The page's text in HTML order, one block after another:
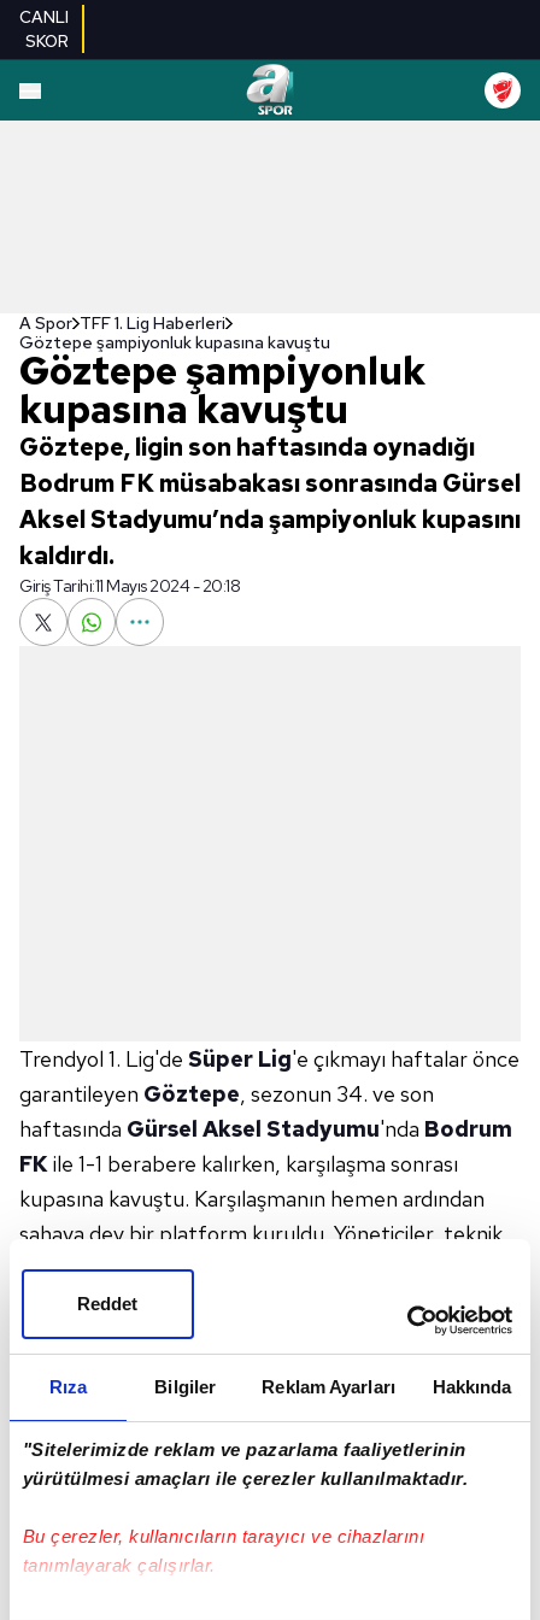
Rıza Bilgiler Reklam Ayarları Hakkında
"Sitelerimizde reklam ve pazarlama faaliyetlerinin
yürütülmesi amaçları ile çerezler kullanılmaktadır.
Bu çerezler, kullanıcıların tarayıcı ve cihazlarını
tanımlayarak çalışırlar.
Reddet
CANLI
SKOR
A Spor TFF 1. Lig Haberleri
Göztepe şampiyonluk kupasına kavuştu
Göztepe şampiyonluk
kupasına kavuştu
Göztepe, ligin son haftasında oynadığı
Bodrum FK müsabakası sonrasında Gürsel
Aksel Stadyumu’nda şampiyonluk kupasını
kaldırdı.
Giriş Tarihi:11 Mayıs 2024 - 20:18
Trendyol 1. Lig'de Süper Lig'e çıkmayı haftalar önce
garantileyen Göztepe, sezonun 34. ve son
haftasında Gürsel Aksel Stadyumu'nda Bodrum
FKile 1-1 berabere kalırken, karşılaşma sonrası
kupasına kavuştu. Karşılaşmanın hemen ardından
sahaya dev bir platform kuruldu. Yöneticiler, teknik
ekip, personel ve oyuncular teker teker anons
edilerek müzik ve ışık gösterileriyle platforma davet
edildi. Sahneye çıkan futbolcular ve teknik ekip dans
edip oynayarak büyük bir coşku yaşadı.
Türkiye
ve Göztepe Başkanı Rasmus Ankersende
platforma beraber çıktı. Başkan Büyükekşi takım
Kupanın havaya kaldırılmasının ardından futbolcular
tribünleri dolaşıp Süper Lig coşkusunu doyasıya